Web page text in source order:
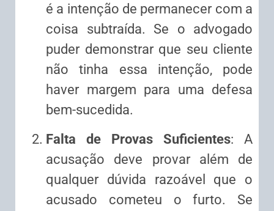
é a intenção de permanecer com a
coisa subtraída. Se o advogado
puder demonstrar que seu cliente
não tinha essa intenção, pode
haver margem para uma defesa
bem-sucedida.
Falta de Provas Suficientes: A
acusação deve provar além de
qualquer dúvida razoável que o
acusado cometeu o furto. Se